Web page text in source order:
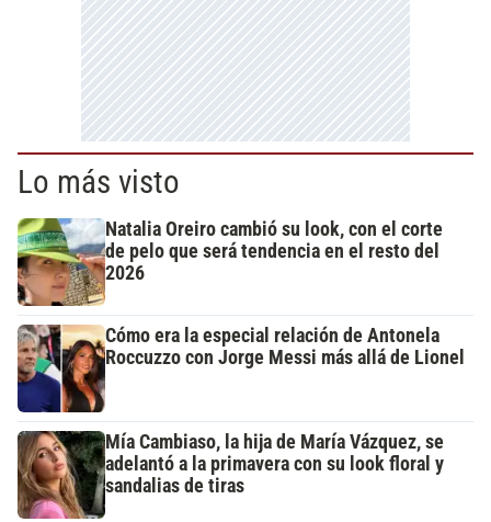
Lo más visto
Natalia Oreiro cambió su look, con el corte
de pelo que será tendencia en el resto del
2026
Cómo era la especial relación de Antonela
Roccuzzo con Jorge Messi más allá de Lionel
Mía Cambiaso, la hija de María Vázquez, se
adelantó a la primavera con su look floral y
sandalias de tiras